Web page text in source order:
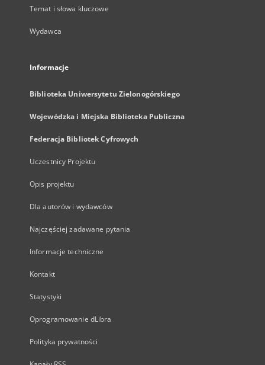
Temat i słowa kluczowe
Wydawca
Informacje
Biblioteka Uniwersytetu Zielonogórskiego
Wojewódzka i Miejska Biblioteka Publiczna
Federacja Bibliotek Cyfrowych
Uczestnicy Projektu
Opis projektu
Dla autorów i wydawców
Najczęściej zadawane pytania
Informacje techniczne
Kontakt
Statystyki
Oprogramowanie dLibra
Polityka prywatności